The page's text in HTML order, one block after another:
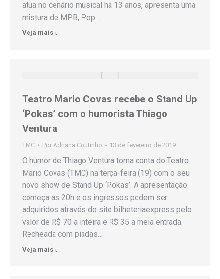
atua no cenário musical há 13 anos, apresenta uma
mistura de MPB, Pop…
Veja mais
Teatro Mario Covas recebe o Stand Up
‘Pokas’ com o humorista Thiago
Ventura
TMC Por Adriana Coutinho 13 de fevereiro de 2019
O humor de Thiago Ventura toma conta do Teatro
Mario Covas (TMC) na terça-feira (19) com o seu
novo show de Stand Up ‘Pokas’. A apresentação
começa as 20h e os ingressos podem ser
adquiridos através do site bilheteriaexpress pelo
valor de R$ 70 a inteira e R$ 35 a meia entrada.
Recheada com piadas…
Veja mais